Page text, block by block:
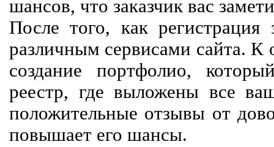
шансов, что заказчик вас
После того, как регистрация
различным сервисами сайта. К
создание портфолио,
реестр, где выложены все
положительные отзывы от
повышает его шансы.